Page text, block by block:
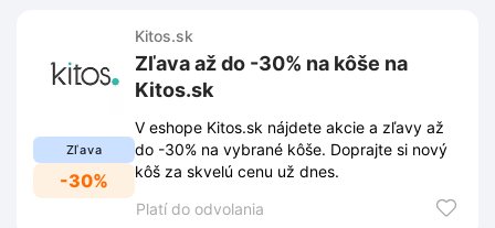
Zľava
-30%
Kitos.sk
Zľava až do -30% na kôše na
Kitos.sk
V eshope Kitos.sk nájdete akcie a zľavy až
do -30% na vybrané kôše. Doprajte si nový
kôš za skvelú cenu už dnes.
Platí do odvolania